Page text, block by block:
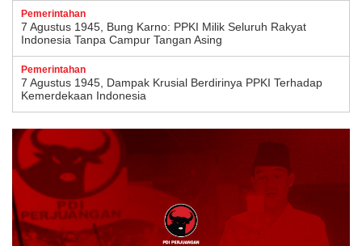
Pemerintahan
7 Agustus 1945, Bung Karno: PPKI Milik Seluruh Rakyat
Indonesia Tanpa Campur Tangan Asing
Pemerintahan
7 Agustus 1945, Dampak Krusial Berdirinya PPKI Terhadap
Kemerdekaan Indonesia